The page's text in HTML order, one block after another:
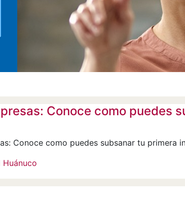
Conoce como puedes
Conoce como puedes subsanar tu primera
Huánuco